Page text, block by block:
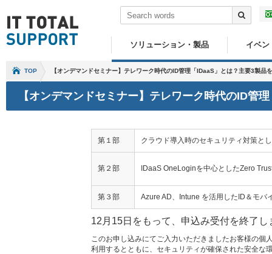
ソリューション・製品 イベン
TOP 【オンデマンドセミナー】テレワーク時代のID管理「IDaaS」とは？主要3製
【オンデマンドセミナー】テレワーク時代のID
第１部 クラウド導入時のセキュリティ対策と
第２部 IDaaS OneLoginを中心としたZero
第３部 Azure AD、Intune を活用したID＆モバ
12月15日をもって、申込み受付を終了し
このお申し込みにてご入力いただきましたお客様の個
利用するとともに、セキュリティが確保された安全な